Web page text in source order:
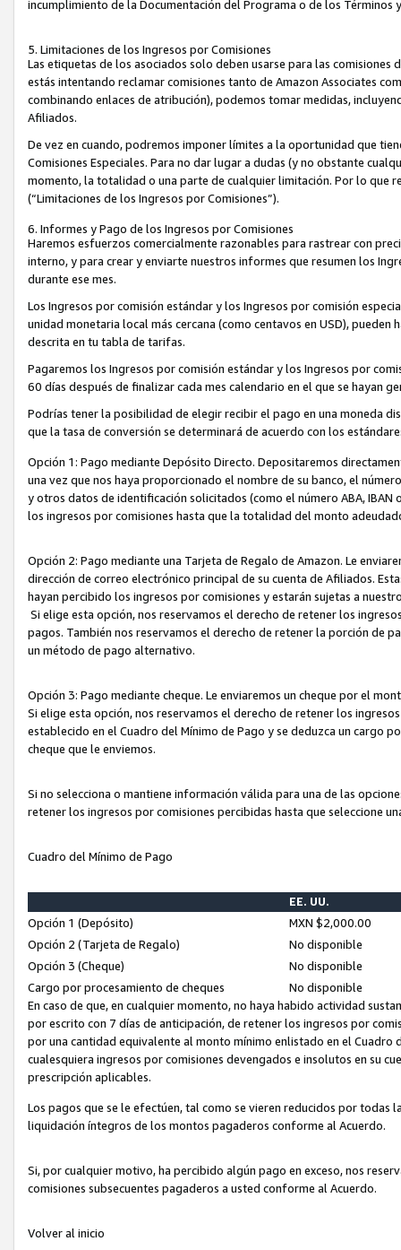
incumplimiento de la Documentación del Programa o de los Términos
5. Limitaciones de los Ingresos por Comisiones
Las etiquetas de los asociados solo deben usarse para las
estás intentando reclamar comisiones tanto de Amazon Associates
combinando enlaces de atribución), podemos tomar medidas,
Afiliados.
De vez en cuando, podremos imponer límites a la oportunidad que
Comisiones Especiales. Para no dar lugar a dudas (y no obstante
momento, la totalidad o una parte de cualquier limitación. Por lo que
(“Limitaciones de los Ingresos por Comisiones”).
6. Informes y Pago de los Ingresos por Comisiones
Haremos esfuerzos comercialmente razonables para rastrear con
interno, y para crear y enviarte nuestros informes que resumen los
durante ese mes.
Los Ingresos por comisión estándar y los Ingresos por comisión
unidad monetaria local más cercana (como centavos en USD),
descrita en tu tabla de tarifas.
Pagaremos los Ingresos por comisión estándar y los Ingresos por
60 días después de finalizar cada mes calendario en el que se hayan
Podrías tener la posibilidad de elegir recibir el pago en una moneda
que la tasa de conversión se determinará de acuerdo con los
Opción 1: Pago mediante Depósito Directo. Depositaremos
una vez que nos haya proporcionado el nombre de su banco, el
y otros datos de identificación solicitados (como el número ABA,
los ingresos por comisiones hasta que la totalidad del monto
Opción 2: Pago mediante una Tarjeta de Regalo de Amazon. Le
dirección de correo electrónico principal de su cuenta de Afiliados.
hayan percibido los ingresos por comisiones y estarán sujetas a
Si elige esta opción, nos reservamos el derecho de retener los
pagos. También nos reservamos el derecho de retener la porción de
un método de pago alternativo.
Opción 3: Pago mediante cheque. Le enviaremos un cheque por el
Si elige esta opción, nos reservamos el derecho de retener los
establecido en el Cuadro del Mínimo de Pago y se deduzca un cargo
cheque que le enviemos.
Si no selecciona o mantiene información válida para una de las
retener los ingresos por comisiones percibidas hasta que seleccione
Cuadro del Mínimo de Pago
EE. UU.
Opción 1 (Depósito)
MXN $2,000.00
Opción 2 (Tarjeta de Regalo)
No disponible
Opción 3 (Cheque)
No disponible
Cargo por procesamiento de cheques
No disponible
En caso de que, en cualquier momento, no haya habido actividad
por escrito con 7 días de anticipación, de retener los ingresos por
por una cantidad equivalente al monto mínimo enlistado en el
cualesquiera ingresos por comisiones devengados e insolutos en su
prescripción aplicables.
Los pagos que se le efectúen, tal como se vieren reducidos por todas
liquidación íntegros de los montos pagaderos conforme al Acuerdo.
Si, por cualquier motivo, ha percibido algún pago en exceso, nos
comisiones subsecuentes pagaderos a usted conforme al Acuerdo.
Volver al inicio